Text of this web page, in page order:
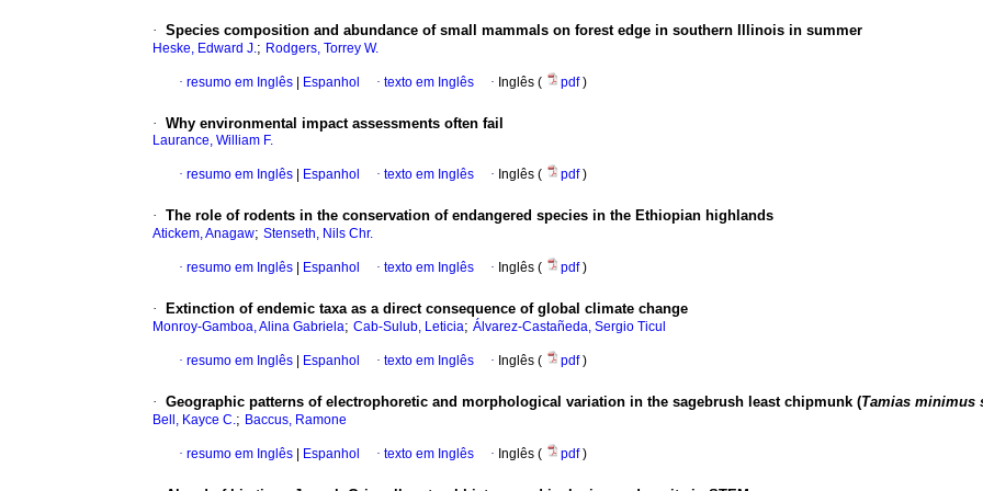
· Species composition and abundance of small mammals on forest edge in southern Illinois in summer
Heske, Edward J.; Rodgers, Torrey W.
· resumo em Inglês Espanhol · texto em Inglês · Inglês ( pdf)
· Why environmental impact assessments often fail
Laurance, William F.
· resumo em Inglês Espanhol · texto em Inglês · Inglês ( pdf)
· The role of rodents in the conservation of endangered species in the Ethiopian highlands
Atickem, Anagaw; Stenseth, Nils Chr.
· resumo em Inglês Espanhol · texto em Inglês · Inglês ( pdf)
· Extinction of endemic taxa as a direct consequence of global climate change
Monroy-Gamboa, Alina Gabriela; Cab-Sulub, Leticia; Álvarez-Castañeda, Sergio Ticul
· resumo em Inglês Espanhol · texto em Inglês · Inglês ( pdf)
· Geographic patterns of electrophoretic and morphological variation in the sagebrush least chipmunk (Tamias minimus
Bell, Kayce C.; Baccus, Ramone
· resumo em Inglês Espanhol · texto em Inglês · Inglês ( pdf)